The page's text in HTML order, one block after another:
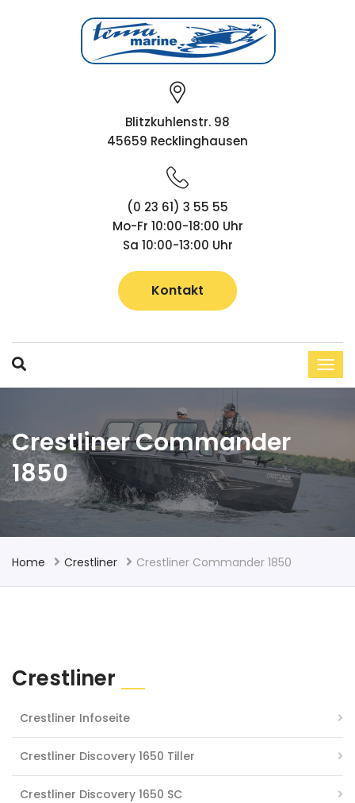
Blitzkuhlenstr. 98
45659 Recklinghausen
(0 23 61) 3 55 55
Mo-Fr 10:00-18:00 Uhr
Sa 10:00-13:00 Uhr
Kontakt
Crestliner Commander
1850
Home Crestliner Crestliner Commander 1850
Crestliner
Crestliner Infoseite
Crestliner Discovery 1650 Tiller
Crestliner Discovery 1650 SC